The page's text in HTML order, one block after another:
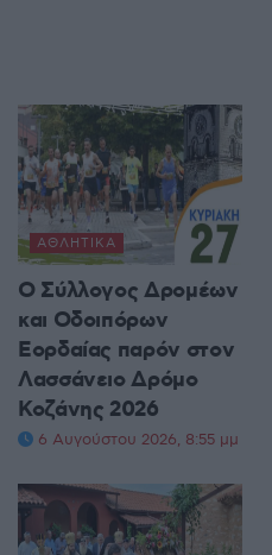
ΑΘΛΗΤΙΚΆ
Ο Σύλλογος Δρομέων
και Οδοιπόρων
Εορδαίας παρόν στον
Λασσάνειο Δρόμο
Κοζάνης 2026
6 Αυγούστου 2026, 8:55 μμ